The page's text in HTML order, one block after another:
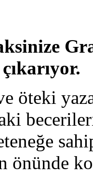
öteki
önünde